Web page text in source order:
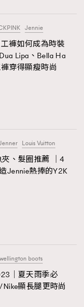
Jennie
褲如何成為時裝
Lipa、Bella Ha
穿得顯瘦時尚
Louis Vuitton
、髮圈推薦 ｜4
Jennie熱捧的Y2K
wellington boots
｜夏天雨季必
Nike顯長腿更時尚